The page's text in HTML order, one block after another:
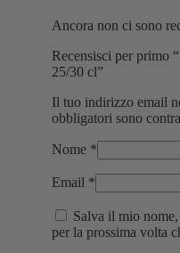
Ancora non ci sono
Recensisci per primo
25/30 cl”
Il tuo indirizzo email
obbligatori sono
Nome *
Email *
Salva il mio
per la prossima volta